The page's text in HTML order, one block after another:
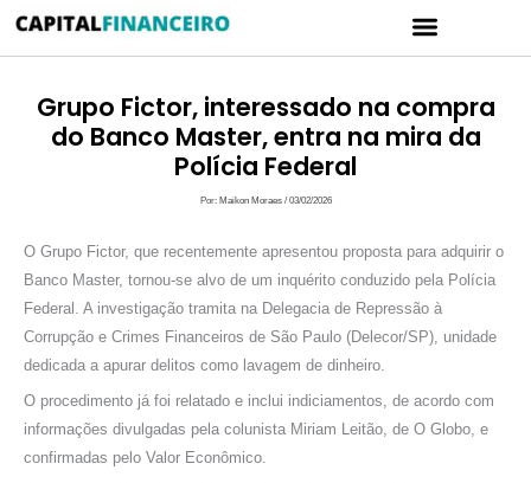
conteúdo
Menu
Grupo Fictor, interessado na compra
do Banco Master, entra na mira da
Polícia Federal
Por: Maikon Moraes / 03/02/2026
O Grupo Fictor, que recentemente apresentou proposta para adquirir o
Banco Master, tornou-se alvo de um inquérito conduzido pela Polícia
Federal. A investigação tramita na Delegacia de Repressão à
Corrupção e Crimes Financeiros de São Paulo (Delecor/SP), unidade
dedicada a apurar delitos como lavagem de dinheiro.
O procedimento já foi relatado e inclui indiciamentos, de acordo com
informações divulgadas pela colunista Miriam Leitão, de O Globo, e
confirmadas pelo Valor Econômico.